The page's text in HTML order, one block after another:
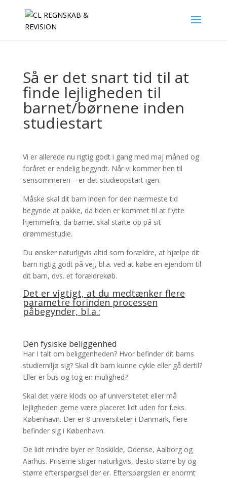
Så er det snart tid til at
finde lejligheden til
barnet/børnene inden
studiestart
Vi er allerede nu rigtig godt i gang med maj måned og
foråret er endelig begyndt. Når vi kommer hen til
sensommeren – er det studieopstart igen.
Måske skal dit barn inden for den nærmeste tid
begynde at pakke, da tiden er kommet til at flytte
hjemmefra, da barnet skal starte op på sit
drømmestudie.
Du ønsker naturligvis altid som forældre, at hjælpe dit
barn rigtig godt på vej, bl.a. ved at købe en ejendom til
dit barn, dvs. et forældrekøb.
Det er vigtigt, at du medtænker flere
parametre forinden processen
påbegynder, bl.a.:
Den fysiske beliggenhed
Har I talt om beliggenheden? Hvor befinder dit barns
studiemiljø sig? Skal dit barn kunne cykle eller gå dertil?
Eller er bus og tog en mulighed?
Skal det være klods op af universitetet eller må
lejligheden gerne være placeret lidt uden for f.eks.
København. Der er 8 universiteter i Danmark, flere
befinder sig i København.
De lidt mindre byer er Roskilde, Odense, Aalborg og
Aarhus. Priserne stiger naturligvis, desto større by og
større efterspørgsel der er. Efterspørgslen er enormt